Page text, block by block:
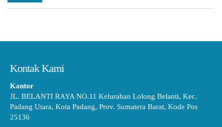
Kontak Kami
Kantor
JL. BELANTI RAYA NO.11 Kelurahan Lolong Belanti, Kec.
Padang Utara, Kota Padang, Prov. Sumatera Barat, Kode Pos
25136